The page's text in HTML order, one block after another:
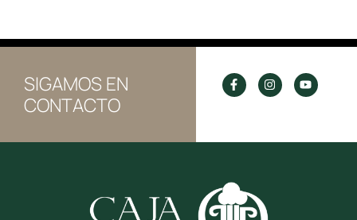
SIGAMOS EN
CONTACTO